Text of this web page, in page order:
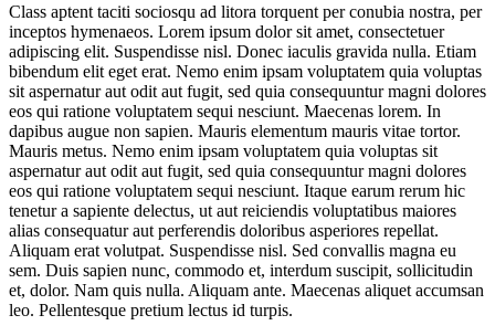
Class aptent taciti sociosqu ad litora torquent per conubia nostra, per
inceptos hymenaeos. Lorem ipsum dolor sit amet, consectetuer
adipiscing elit. Suspendisse nisl. Donec iaculis gravida nulla. Etiam
bibendum elit eget erat. Nemo enim ipsam voluptatem quia voluptas
sit aspernatur aut odit aut fugit, sed quia consequuntur magni dolores
eos qui ratione voluptatem sequi nesciunt. Maecenas lorem. In
dapibus augue non sapien. Mauris elementum mauris vitae tortor.
Mauris metus. Nemo enim ipsam voluptatem quia voluptas sit
aspernatur aut odit aut fugit, sed quia consequuntur magni dolores
eos qui ratione voluptatem sequi nesciunt. Itaque earum rerum hic
tenetur a sapiente delectus, ut aut reiciendis voluptatibus maiores
alias consequatur aut perferendis doloribus asperiores repellat.
Aliquam erat volutpat. Suspendisse nisl. Sed convallis magna eu
sem. Duis sapien nunc, commodo et, interdum suscipit, sollicitudin
et, dolor. Nam quis nulla. Aliquam ante. Maecenas aliquet accumsan
leo. Pellentesque pretium lectus id turpis.